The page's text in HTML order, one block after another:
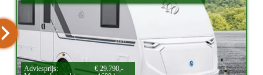
Adviesprijs:
€ 29.790,-